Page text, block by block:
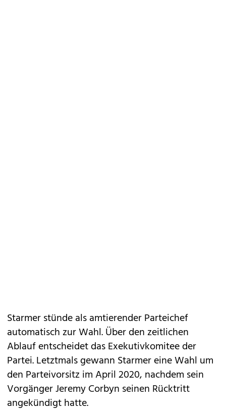
Starmer stünde als amtierender Parteichef
automatisch zur Wahl. Über den zeitlichen
Ablauf entscheidet das Exekutivkomitee der
Partei. Letztmals gewann Starmer eine Wahl um
den Parteivorsitz im April 2020, nachdem sein
Vorgänger Jeremy Corbyn seinen Rücktritt
angekündigt hatte.